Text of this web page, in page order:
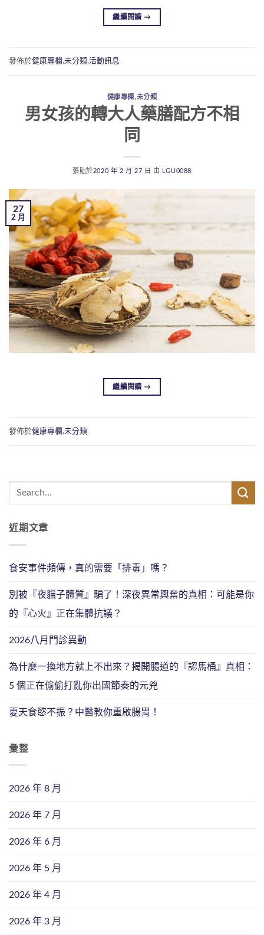
繼續閱讀→
發佈於健康專欄,未分類,活動訊息
健康專欄,未分類
男女孩的轉大人藥膳配方不相
同
張貼於2020 年 2 月 27 日 由 LGU0088
27
2 月
繼續閱讀→
發佈於健康專欄 ,未分類
近期文章
食安事件頻傳，真的需要「排毒」嗎？
別被『夜貓子體質』騙了！深夜異常興奮的真相：可能是你
的『心火』正在集體抗議？
2026八月門診異動
為什麼一換地方就上不出來？揭開腸道的『認馬桶』真相：
5 個正在偷偷打亂你出國節奏的元兇
夏天食慾不振？中醫教你重啟腸胃！
彙整
2026 年 8 月
2026 年 7 月
2026 年 6 月
2026 年 5 月
2026 年 4 月
2026 年 3 月